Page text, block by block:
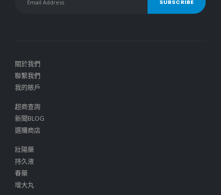
關於我們
聯繫我們
我的賬戶
超商查詢
新聞BLOG
選購商店
壯陽藥
持久液
春藥
增大丸